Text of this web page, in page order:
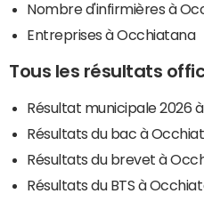
Nombre d'infirmières à
Entreprises à Occhiatana
Tous les résultats
Résultat municipale 2026
Résultats du bac à
Résultats du brevet à
Résultats du BTS à